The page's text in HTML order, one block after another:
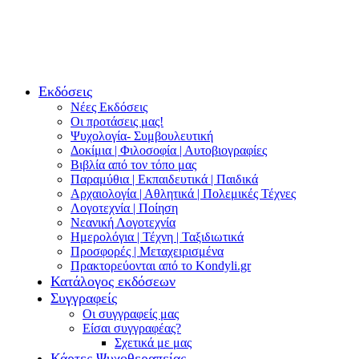
Εκδόσεις
Νέες Εκδόσεις
Οι προτάσεις μας!
Ψυχολογία- Συμβουλευτική
Δοκίμια | Φιλοσοφία | Αυτοβιογραφίες
Βιβλία από τον τόπο μας
Παραμύθια | Εκπαιδευτικά | Παιδικά
Αρχαιολογία | Αθλητικά | Πολεμικές Τέχνες
Λογοτεχνία | Ποίηση
Νεανική Λογοτεχνία
Ημερολόγια | Τέχνη | Ταξιδιωτικά
Προσφορές | Μεταχειρισμένα
Πρακτορεύονται από το Kondyli.gr
Κατάλογος εκδόσεων
Συγγραφείς
Οι συγγραφείς μας
Είσαι συγγραφέας?
Σχετικά με μας